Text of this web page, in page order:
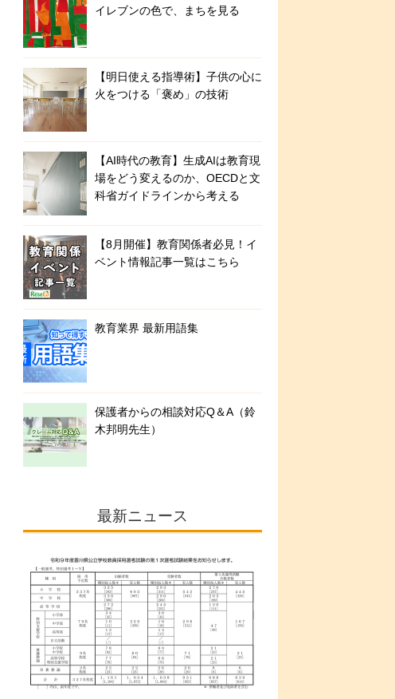
イレブンの色で、まちを見る
【明日使える指導術】子供の心に
火をつける「褒め」の技術
【AI時代の教育】生成AIは教育現
場をどう変えるのか、OECDと文
科省ガイドラインから考える
【8月開催】教育関係者必見！イ
ベント情報記事一覧はこちら
教育業界 最新用語集
保護者からの相談対応Q＆A（鈴
木邦明先生）
最新ニュース